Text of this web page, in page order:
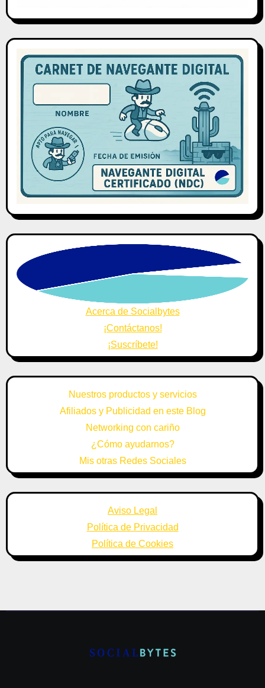
Acerca de Socialbytes
¡Contáctanos!
¡Suscríbete!
Nuestros productos y servicios
Afiliados y Publicidad en este Blog
Networking con cariño
¿Cómo ayudarnos?
Mis otras Redes Sociales
Aviso Legal
Política de Privacidad
Política de Cookies